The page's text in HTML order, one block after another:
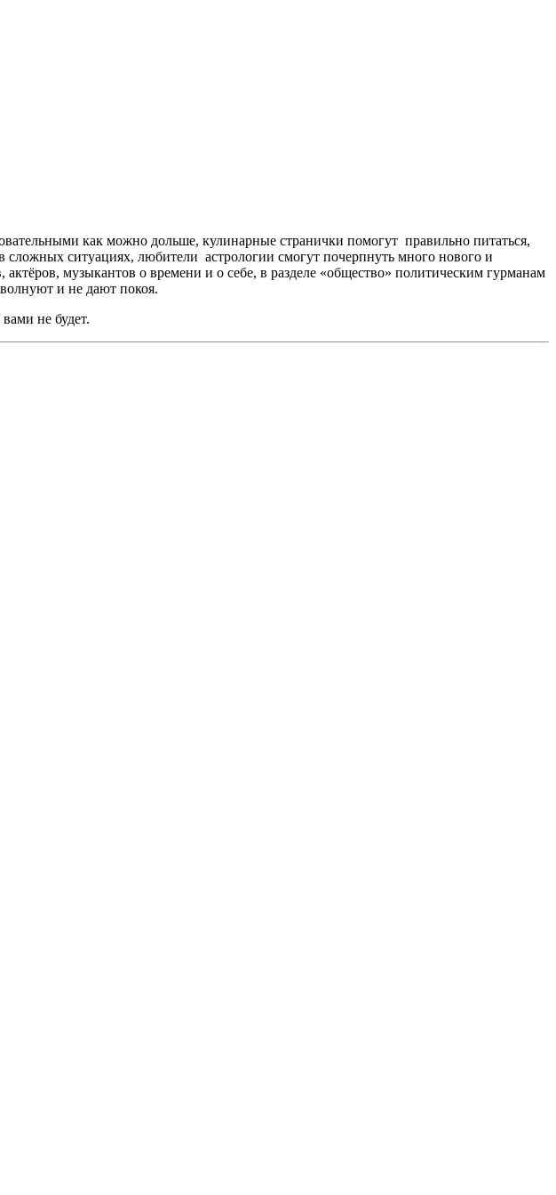
как можно дольше, кулинарные странички помогут правильно питаться,
ситуациях, любители астрологии смогут почерпнуть много нового и
музыкантов о времени и о себе, в разделе «общество» политическим гурманам
волнуют и не дают покоя.
не будет.